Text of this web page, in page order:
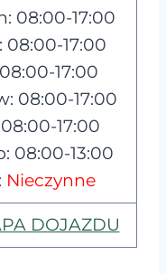
08:00-17:00
08:00-17:00
17:00
08:00-17:00
17:00
08:00-13:00
Nieczynne
DOJAZDU